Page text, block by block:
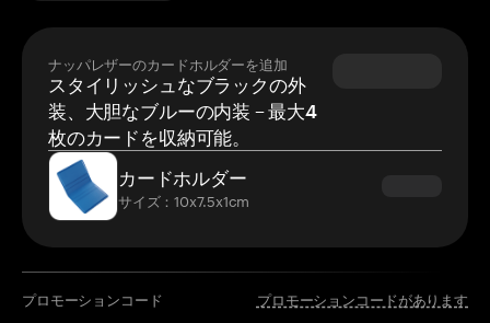
ナッパレザーのカードホルダーを追加
スタイリッシュなブラックの外
装、大胆なブルーの内装 – 最大4
枚のカードを収納可能。
カードホルダー
サイズ：10x7.5x1cm
プロモーションコード プロモーションコードがあります